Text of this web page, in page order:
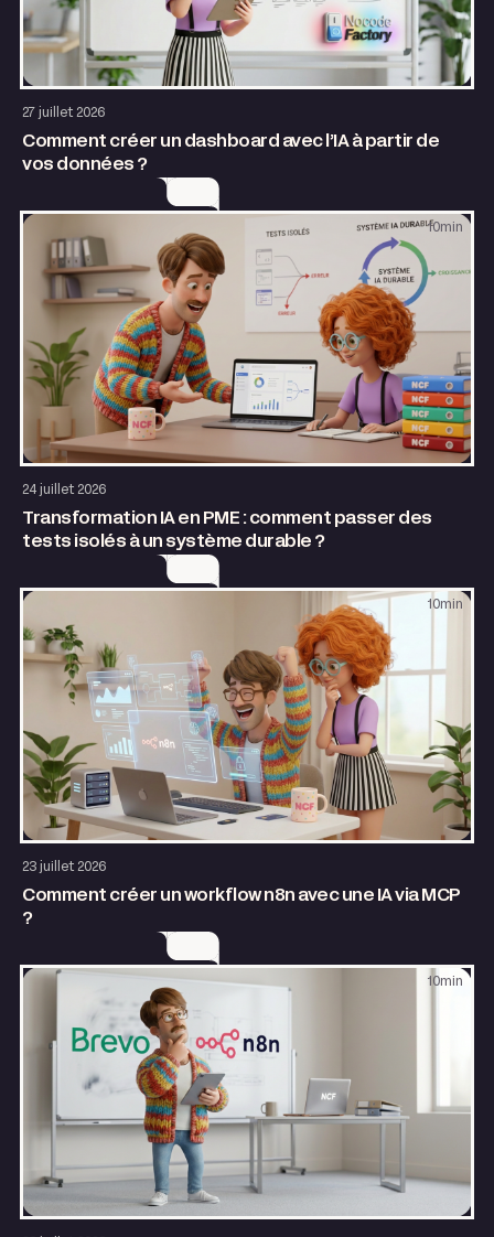
27 juillet 2026
Comment créer un dashboard avec l’IA à partir de
vos données ?
24 juillet 2026
Transformation IA en PME : comment passer des
tests isolés à un système durable ?
10 min
23 juillet 2026
Comment créer un workflow n8n avec une IA via MCP
?
10 min
10 min